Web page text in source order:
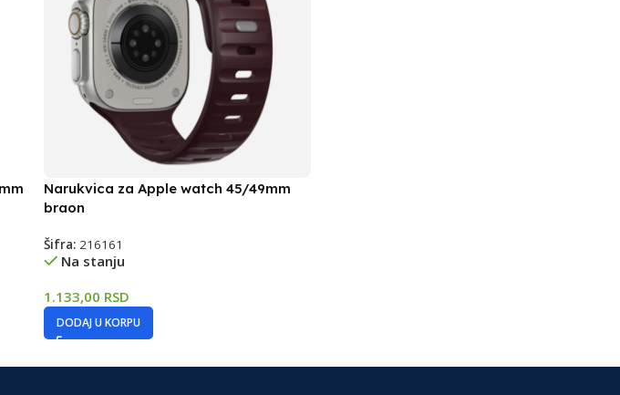
Narukvica za Apple watch 45/49mm
braon
Šifra: 216161
Na stanju
1.133,00 RSD
DODAJ U KORPU